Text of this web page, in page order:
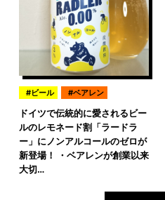
ビール ベアレン
ドイツで伝統的に愛されるビー
ルのレモネード割「ラードラ
ー」にノンアルコールのゼロが
新登場！ ・ベアレンが創業以来
大切…